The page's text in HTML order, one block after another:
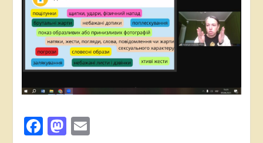
Facebook
Mastodon
Email